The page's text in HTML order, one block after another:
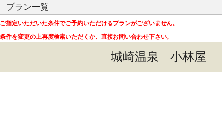
プラン一覧
ご指定いただいた条件でご予約いただけるプランがございません。
条件を変更の上再度検索いただくか、直接お問い合わせ下さい。
城崎温泉 小林屋